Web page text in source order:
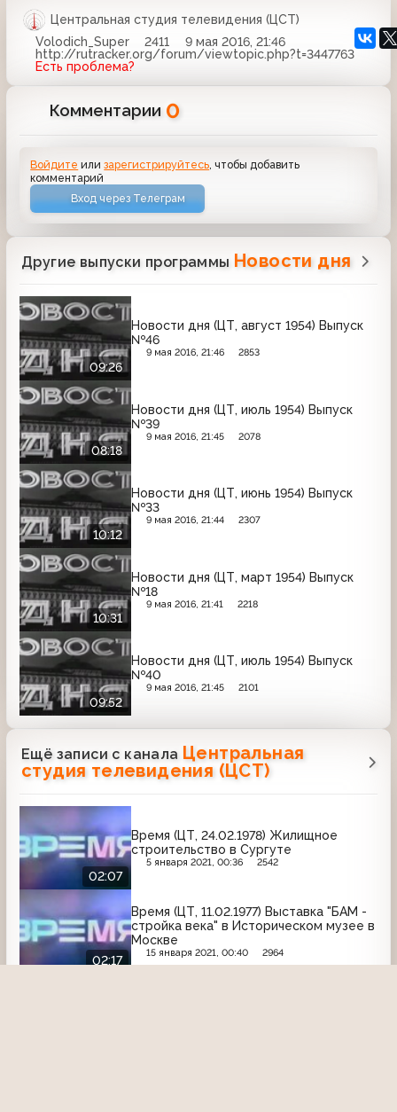
Центральная студия телевидения (ЦСТ)
Volodich_Super
2411
9 мая 2016, 21:46
http://rutracker.org/forum/viewtopic.php?t=3447763
Есть проблема?
Комментарии 0
Войдите илизарегистрируйтесь , чтобы добавить
комментарий
Вход через Телеграм
Другие выпуски программы Новости дня
09:26
Новости дня (ЦТ, август 1954) Выпуск
№46
9 мая 2016, 21:46 2853
08:18
Новости дня (ЦТ, июль 1954) Выпуск
№39
9 мая 2016, 21:45 2078
10:12
Новости дня (ЦТ, июнь 1954) Выпуск
№33
9 мая 2016, 21:44 2307
10:31
Новости дня (ЦТ, март 1954) Выпуск
№18
9 мая 2016, 21:41 2218
09:52
Новости дня (ЦТ, июль 1954) Выпуск
№40
9 мая 2016, 21:45 2101
Ещё записи с канала Центральная
студия телевидения (ЦСТ)
02:07
Время (ЦТ, 24.02.1978) Жилищное
строительство в Сургуте
5 января 2021, 00:36 2542
02:17
Время (ЦТ, 11.02.1977) Выставка "БАМ -
стройка века" в Историческом музее в
Москве
15 января 2021, 00:40 2964